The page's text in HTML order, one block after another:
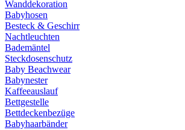
Wanddekoration
Babyhosen
Besteck & Geschirr
Nachtleuchten
Bademäntel
Steckdosenschutz
Baby Beachwear
Babynester
Kaffeeauslauf
Bettgestelle
Bettdeckenbezüge
Babyhaarbänder